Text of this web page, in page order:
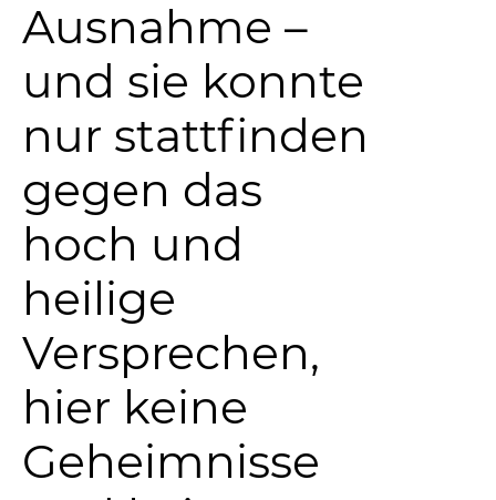
Ausnahme –
und sie konnte
nur stattfinden
gegen das
hoch und
heilige
Versprechen,
hier keine
Geheimnisse